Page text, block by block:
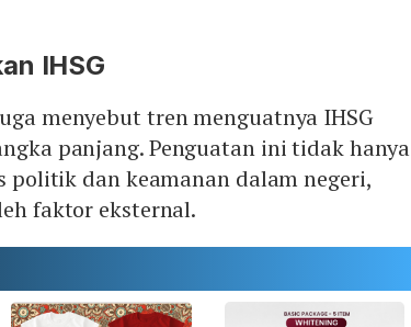
IHSG
menyebut tren menguatnya IHSG
panjang. Penguatan ini tidak hanya
politik dan keamanan dalam negeri,
faktor eksternal.